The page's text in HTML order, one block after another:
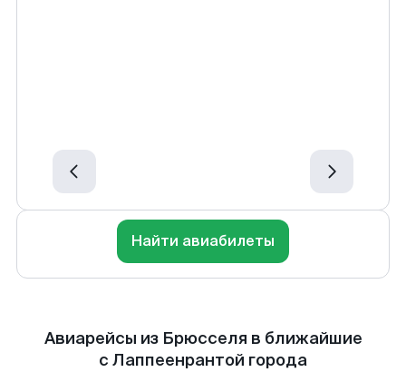
Найти авиабилеты
Авиарейсы из Брюсселя в ближайшие
с Лаппеенрантой города